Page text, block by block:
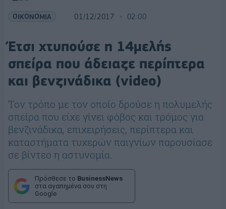
ΟΙΚΟΝΟΜΙΑ 01/12/2017 02:00
Έτσι χτυπούσε η 14μελής
σπείρα που άδειαζε περίπτερα
και βενζινάδικα (video)
Τον τρόπο με τον οποίο δρούσε η πολυμελής
σπείρα που είχε γίνει φόβος και τρόμος για
βενζινάδικα, επιχειρήσεις, περίπτερα και
καταστήματα τυχερών παιγνίων παρουσίασε
σε βίντεο η αστυνομία.
Πρόσθεσε το BusinessNews
στα αγαπημένα σου στη
Google